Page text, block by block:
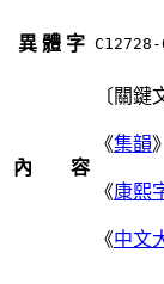
異 體 字 C12728-
內 容
〔關鍵
《集韻
《康熙
《中文